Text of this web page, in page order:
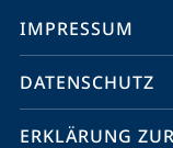
Service-
Navigation
IMPRESSUM
DATENSCHUTZ
ERKLÄRUNG